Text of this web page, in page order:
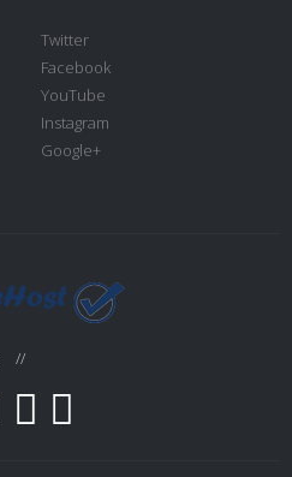
Twitter
Facebook
YouTube
Instagram
Google+
//